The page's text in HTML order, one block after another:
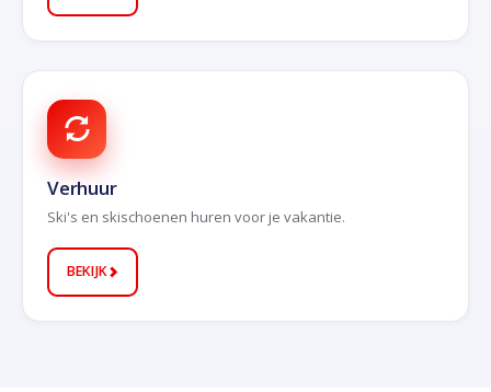
Verhuur
Ski's en skischoenen huren voor je vakantie.
BEKIJK